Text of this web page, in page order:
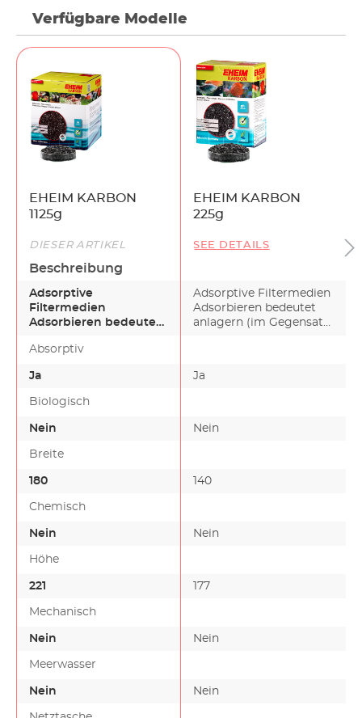
Verfügbare Modelle
EHEIM KARBON
1125g
EHEIM KARBON
225g
DIESER ARTIKEL SEE DETAILS
Beschreibung
Adsorptive
Filtermedien
Adsorbieren bedeutet
Gegensatz zu
Adsorptive Filtermedien
Adsorbieren bedeutet
anlagern (im Gegensatz
Absorptiv
Ja Ja
Biologisch
Nein Nein
Breite
180 140
Chemisch
Nein Nein
Höhe
221 177
Mechanisch
Nein Nein
Meerwasser
Nein Nein